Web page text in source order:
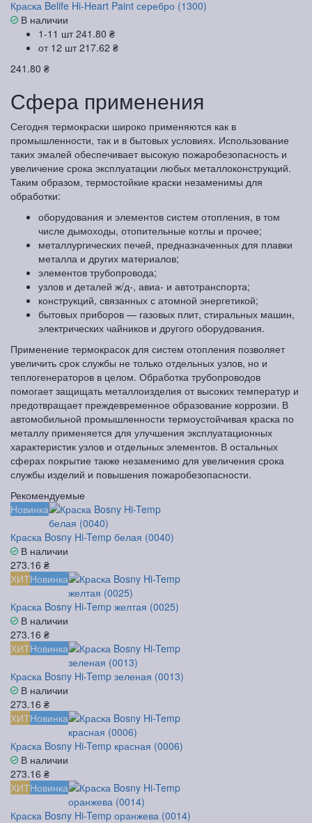
Краска Belife Hi-Heart Paint серебро (1300)
В наличии
1-11 шт241.80 ₴
от 12 шт217.62 ₴
241.80 ₴
Сфера применения
Сегодня термокраски широко применяются как в
промышленности, так и в бытовых условиях. Использование
таких эмалей обеспечивает высокую пожаробезопасность и
увеличение срока эксплуатации любых металлоконструкций.
Таким образом, термостойкие краски незаменимы для
обработки:
оборудования и элементов систем отопления, в том
числе дымоходы, отопительные котлы и прочее;
металлургических печей, предназначенных для плавки
металла и других материалов;
элементов трубопровода;
узлов и деталей ж/д-, авиа- и автотранспорта;
конструкций, связанных с атомной энергетикой;
бытовых приборов — газовых плит, стиральных машин,
электрических чайников и другого оборудования.
Применение термокрасок для систем отопления позволяет
увеличить срок службы не только отдельных узлов, но и
теплогенераторов в целом. Обработка трубопроводов
помогает защищать металлоизделия от высоких температур и
предотвращает преждевременное образование коррозии. В
автомобильной промышленности термоустойчивая краска по
металлу применяется для улучшения эксплуатационных
характеристик узлов и отдельных элементов. В остальных
сферах покрытие также незаменимо для увеличения срока
службы изделий и повышения пожаробезопасности.
Рекомендуемые
Новинка
Краска Bosny Hi-Temp белая (0040)
В наличии
273.16 ₴
ХИТНовинка
Краска Bosny Hi-Temp желтая (0025)
В наличии
273.16 ₴
ХИТНовинка
Краска Bosny Hi-Temp зеленая (0013)
В наличии
273.16 ₴
ХИТНовинка
Краска Bosny Hi-Temp красная (0006)
В наличии
273.16 ₴
ХИТНовинка
Краска Bosny Hi-Temp оранжева (0014)